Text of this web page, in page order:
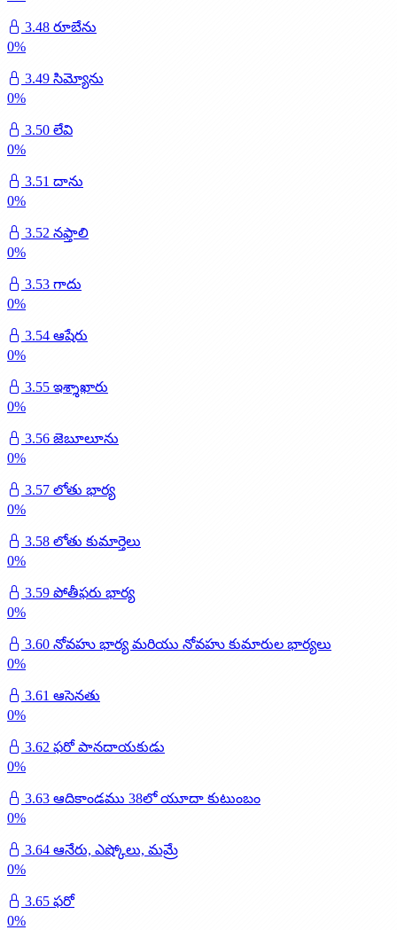
3.48 రూబేను
0%
3.49 సిమ్యోను
0%
3.50 లేవి
0%
3.51 దాను
0%
3.52 నఫ్తాలి
0%
3.53 గాదు
0%
3.54 ఆషేరు
0%
3.55 ఇశ్శాఖారు
0%
3.56 జెబూలూను
0%
3.57 లోతు భార్య
0%
3.58 లోతు కుమార్తెలు
0%
3.59 పోతీఫరు భార్య
0%
3.60 నోవహు భార్య మరియు నోవహు కుమారుల భార్యలు
0%
3.61 ఆసెనతు
0%
3.62 ఫరో పానదాయకుడు
0%
3.63 ఆదికాండము 38లో యూదా కుటుంబం
0%
3.64 ఆనేరు, ఎష్కోలు, మమ్రే
0%
3.65 ఫరో
0%